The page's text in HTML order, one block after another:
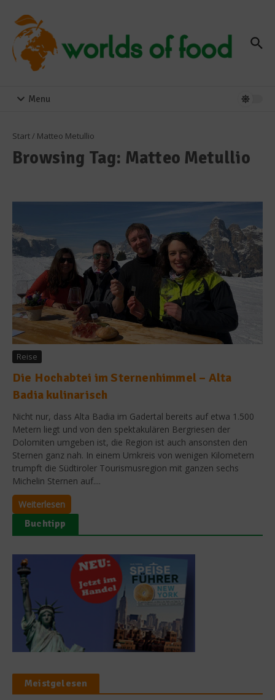
Menu
Start/ Matteo Metullio
Browsing Tag: Matteo Metullio
Reise
Die Hochabtei im Sternenhimmel – Alta
Badia kulinarisch
Nicht nur, dass Alta Badia im Gadertal bereits auf etwa 1.500
Metern liegt und von den spektakulären Bergriesen der
Dolomiten umgeben ist, die Region ist auch ansonsten den
Sternen ganz nah. In einem Umkreis von wenigen Kilometern
trumpft die Südtiroler Tourismusregion mit ganzen sechs
Michelin Sternen auf....
Weiterlesen
Buchtipp
Meistgelesen